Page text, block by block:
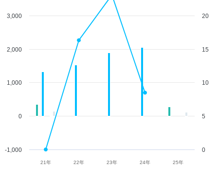
21年 22年 23年 24年 25年
-1,000
0
1,000
2,000
3,000
0
5
10
15
20